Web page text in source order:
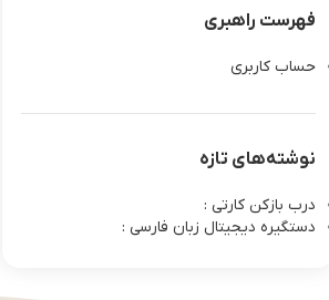
فهرست راهبری
حساب کاربری
نوشته‌های تازه
درب بازکن کارتی :
دستگیره دیجیتال زبان فارسی :